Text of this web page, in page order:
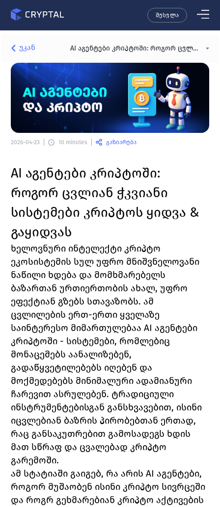
შესვლა
უკან AI აგენტები კრიპტოში: როგორ ცვლიან ჭკვიანი სისტემები კრიპტოს ყიდვა & გაყიდვას
2026-04-23 10 minutes გაზიარება
AI აგენტები კრიპტოში:
როგორ ცვლიან ჭკვიანი
სისტემები კრიპტოს ყიდვა &
გაყიდვას
ხელოვნური ინტელექტი კრიპტო
ეკოსისტემის სულ უფრო მნიშვნელოვანი
ნაწილი ხდება და მომხმარებელს
ბაზართან ურთიერთობის ახალ, უფრო
ეფექტიან გზებს სთავაზობს. ამ
ცვლილების ერთ-ერთი ყველაზე
საინტერესო მიმართულებაა AI აგენტები
კრიპტოში - სისტემები, რომლებიც
მონაცემებს აანალიზებენ,
გადაწყვეტილებებს იღებენ და
მოქმედებებს მინიმალური ადამიანური
ჩარევით ასრულებენ. ტრადიციული
ინსტრუმენტებისგან განსხვავებით, ისინი
იცვლებიან ბაზრის პირობებთან ერთად,
რაც განსაკუთრებით გამოსადეგს ხდის
მათ სწრაფ და ცვალებად კრიპტო
გარემოში.
ამ სტატიაში გაიგებ, რა არის AI აგენტები,
როგორ მუშაობენ ისინი კრიპტო სივრცეში
და როგრ გეხმარებიან კრიპტო აქტივების